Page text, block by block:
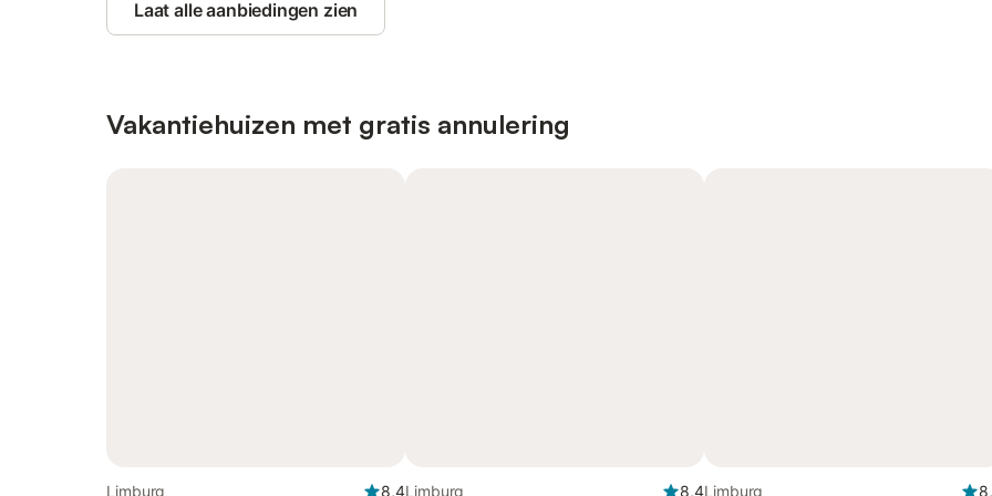
Laat alle aanbiedingen zien
Vakantiehuizen met gratis annulering
Limburg 8,4Limburg 8,4Limburg